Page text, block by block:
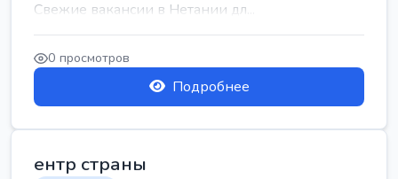
Свежие вакансии в Нетании дл...
0 просмотров
Подробнее
ентр страны